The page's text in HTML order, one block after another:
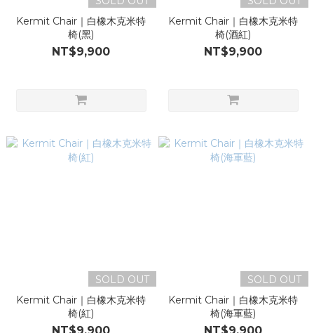
Kermit Chair｜白橡木克米特
椅(黑)
NT$9,900
Kermit Chair｜白橡木克米特
椅(酒紅)
NT$9,900
SOLD OUT
Kermit Chair｜白橡木克米特
椅(紅)
SOLD OUT
Kermit Chair｜白橡木克米特
椅(海軍藍)